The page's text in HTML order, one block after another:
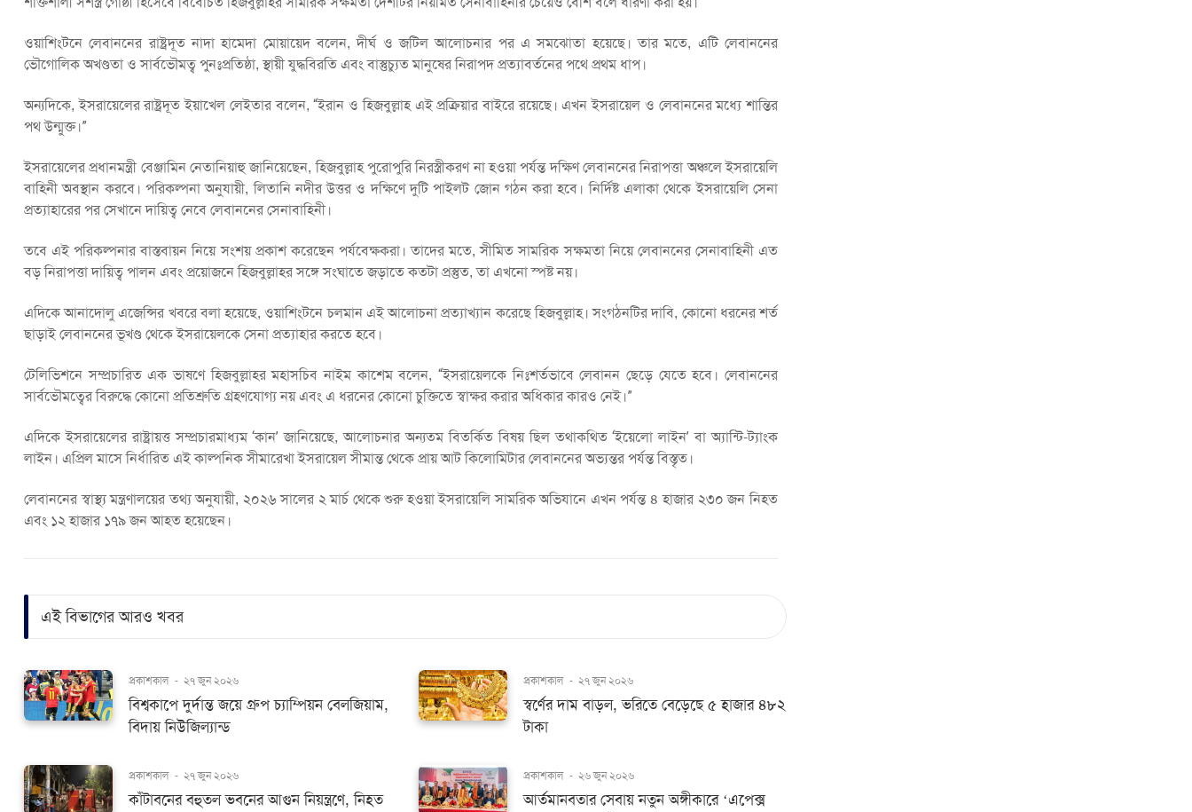
ওয়াশিংটনে লেবাননের রাষ্ট্রদূত নাদা হামেদা মোয়ায়েদ বলেন, দীর্ঘ ও জটিল আলোচনার পর এ সমঝোতা হয়েছে। তার মতে, এটি লেবাননের
ভৌগোলিক অখণ্ডতা ও সার্বভৌমত্ব পুনঃপ্রতিষ্ঠা, স্থায়ী যুদ্ধবিরতি এবং বাস্তুচ্যুত মানুষের নিরাপদ প্রত্যাবর্তনের পথে প্রথম ধাপ।
অন্যদিকে, ইসরায়েলের রাষ্ট্রদূত ইয়াখেল লেইতার বলেন, “ইরান ও হিজবুল্লাহ এই প্রক্রিয়ার বাইরে রয়েছে। এখন ইসরায়েল ও লেবাননের মধ্যে শান্তির
পথ উন্মুক্ত।”
ইসরায়েলের প্রধানমন্ত্রী বেঞ্জামিন নেতানিয়াহু জানিয়েছেন, হিজবুল্লাহ পুরোপুরি নিরস্ত্রীকরণ না হওয়া পর্যন্ত দক্ষিণ লেবাননের নিরাপত্তা অঞ্চলে ইসরায়েলি
বাহিনী অবস্থান করবে। পরিকল্পনা অনুযায়ী, লিতানি নদীর উত্তর ও দক্ষিণে দুটি পাইলট জোন গঠন করা হবে। নির্দিষ্ট এলাকা থেকে ইসরায়েলি সেনা
প্রত্যাহারের পর সেখানে দায়িত্ব নেবে লেবাননের সেনাবাহিনী।
তবে এই পরিকল্পনার বাস্তবায়ন নিয়ে সংশয় প্রকাশ করেছেন পর্যবেক্ষকরা। তাদের মতে, সীমিত সামরিক সক্ষমতা নিয়ে লেবাননের সেনাবাহিনী এত
বড় নিরাপত্তা দায়িত্ব পালন এবং প্রয়োজনে হিজবুল্লাহর সঙ্গে সংঘাতে জড়াতে কতটা প্রস্তুত, তা এখনো স্পষ্ট নয়।
এদিকে আনাদোলু এজেন্সির খবরে বলা হয়েছে, ওয়াশিংটনে চলমান এই আলোচনা প্রত্যাখ্যান করেছে হিজবুল্লাহ। সংগঠনটির দাবি, কোনো ধরনের শর্ত
ছাড়াই লেবাননের ভূখণ্ড থেকে ইসরায়েলকে সেনা প্রত্যাহার করতে হবে।
টেলিভিশনে সম্প্রচারিত এক ভাষণে হিজবুল্লাহর মহাসচিব নাইম কাশেম বলেন, “ইসরায়েলকে নিঃশর্তভাবে লেবানন ছেড়ে যেতে হবে। লেবাননের
সার্বভৌমত্বের বিরুদ্ধে কোনো প্রতিশ্রুতি গ্রহণযোগ্য নয় এবং এ ধরনের কোনো চুক্তিতে স্বাক্ষর করার অধিকার কারও নেই।”
এদিকে ইসরায়েলের রাষ্ট্রায়ত্ত সম্প্রচারমাধ্যম ‘কান’ জানিয়েছে, আলোচনার অন্যতম বিতর্কিত বিষয় ছিল তথাকথিত ‘ইয়েলো লাইন’ বা অ্যান্টি-ট্যাংক
লাইন। এপ্রিল মাসে নির্ধারিত এই কাল্পনিক সীমারেখা ইসরায়েল সীমান্ত থেকে প্রায় আট কিলোমিটার লেবাননের অভ্যন্তর পর্যন্ত বিস্তৃত।
লেবাননের স্বাস্থ্য মন্ত্রণালয়ের তথ্য অনুযায়ী, ২০২৬ সালের ২ মার্চ থেকে শুরু হওয়া ইসরায়েলি সামরিক অভিযানে এখন পর্যন্ত ৪ হাজার ২৩০ জন নিহত
এবং ১২ হাজার ১৭৯ জন আহত হয়েছেন।
এই বিভাগের আরও খবর
প্রকাশকাল - ২৭ জুন ২০২৬
বিশ্বকাপে দুর্দান্ত জয়ে গ্রুপ চ্যাম্পিয়ন বেলজিয়াম,
বিদায় নিউজিল্যান্ড
প্রকাশকাল - ২৭ জুন ২০২৬
স্বর্ণের দাম বাড়ল, ভরিতে বেড়েছে ৫ হাজার ৪৮২
টাকা
প্রকাশকাল - ২৭ জুন ২০২৬
কাঁটাবনের বহুতল ভবনের আগুন নিয়ন্ত্রণে, নিহত
প্রকাশকাল - ২৬ জুন ২০২৬
আর্তমানবতার সেবায় নতুন অঙ্গীকারে ‘এপেক্স